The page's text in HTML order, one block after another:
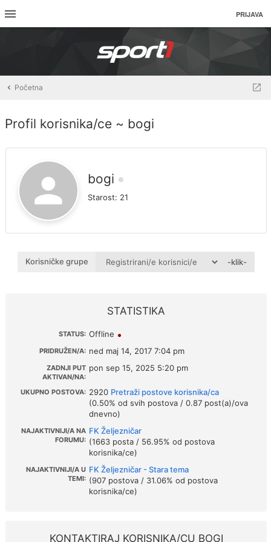
PRIJAVA
Početna
Profil korisnika/ce ~ bogi
bogi
Starost: 21
Korisničke grupe -klik-
STATISTIKA
STATUS: Offline
PRIDRUŽEN/A: ned maj 14, 2017 7:04 pm
ZADNJI PUT
AKTIVAN/NA:
pon sep 15, 2025 5:20 pm
UKUPNO POSTOVA: 2920 Pretraži postove korisnika/ca
(0.50% od svih postova / 0.87 post(a)/ova
dnevno)
NAJAKTIVNIJI/A NA
FORUMU:
FK Željezničar
(1663 posta / 56.95% od postova
korisnika/ce)
NAJAKTIVNIJI/A U
TEMI:
FK Željezničar - Stara tema
(907 postova / 31.06% od postova
korisnika/ce)
KONTAKTIRAJ KORISNIKA/CU BOGI